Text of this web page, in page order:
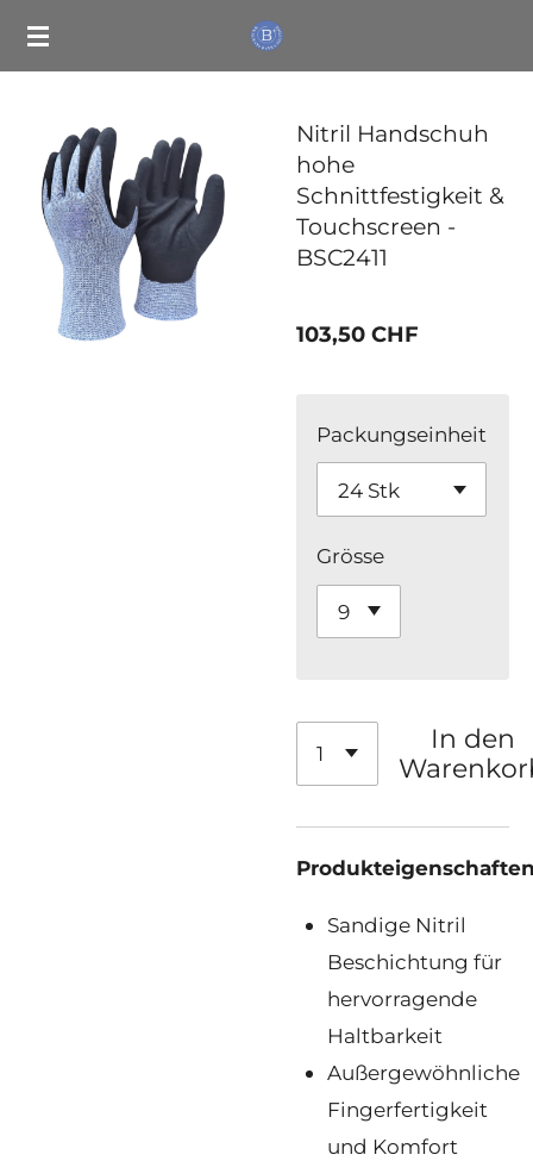
Zum
Hauptinhalt
Nitril Handschuh
hohe
Schnittfestigkeit &
Touchscreen -
BSC2411
103,50 CHF
Packungseinheit
Grösse
In den
Produkte
Sandige Nitril
Beschichtung für
hervorragende
Haltbarkeit
Außergewöhnliche
Fingerfertigkeit
und Komfort